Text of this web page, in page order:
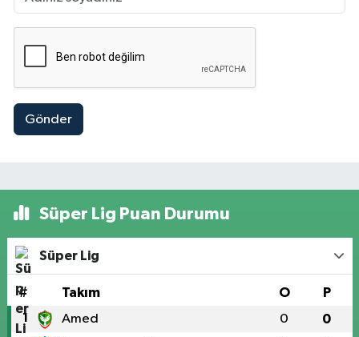
Gönder
Süper Lig Puan Durumu
Süper Lig
# Takım O P
1 Amed 0 0